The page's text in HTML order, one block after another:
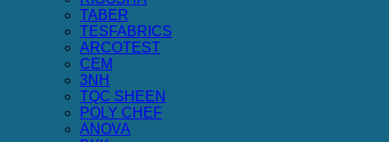
TABER
TESFABRICS
ARCOTEST
CEM
3NH
TQC SHEEN
POLY CHEF
ANOVA